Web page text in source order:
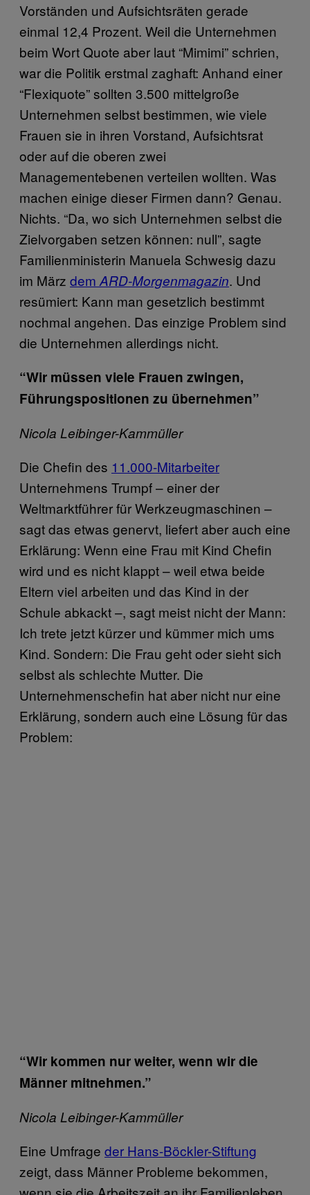
Vorständen und Aufsichtsräten gerade
einmal 12,4 Prozent. Weil die Unternehmen
beim Wort Quote aber laut “Mimimi” schrien,
war die Politik erstmal zaghaft: Anhand einer
“Flexiquote” sollten 3.500 mittelgroße
Unternehmen selbst bestimmen, wie viele
Frauen sie in ihren Vorstand, Aufsichtsrat
oder auf die oberen zwei
Managementebenen verteilen wollten. Was
machen einige dieser Firmen dann? Genau.
Nichts. “Da, wo sich Unternehmen selbst die
Zielvorgaben setzen können: null”, sagte
Familienministerin Manuela Schwesig dazu
im März dem ARD-Morgenmagazin. Und
resümiert: Kann man gesetzlich bestimmt
nochmal angehen. Das einzige Problem sind
die Unternehmen allerdings nicht.
“Wir müssen viele Frauen zwingen,
Führungspositionen zu übernehmen”
Nicola Leibinger-Kammüller
Die Chefin des 11.000-Mitarbeiter
Unternehmens Trumpf – einer der
Weltmarktführer für Werkzeugmaschinen –
sagt das etwas genervt, liefert aber auch eine
Erklärung: Wenn eine Frau mit Kind Chefin
wird und es nicht klappt – weil etwa beide
Eltern viel arbeiten und das Kind in der
Schule abkackt –, sagt meist nicht der Mann:
Ich trete jetzt kürzer und kümmer mich ums
Kind. Sondern: Die Frau geht oder sieht sich
selbst als schlechte Mutter. Die
Unternehmenschefin hat aber nicht nur eine
Erklärung, sondern auch eine Lösung für das
Problem:
“Wir kommen nur weiter, wenn wir die
Männer mitnehmen.”
Nicola Leibinger-Kammüller
Eine Umfrage der Hans-Böckler-Stiftung
zeigt, dass Männer Probleme bekommen,